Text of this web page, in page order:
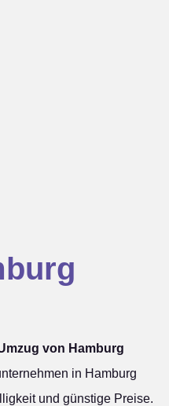
von Hamburg
in Hamburg
und günstige Preise.